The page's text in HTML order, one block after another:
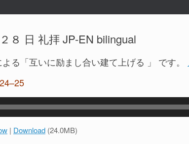
８ 日 礼拝 JP-EN bilingual
る「互いに励まし合い建て上げる 」 です。
| Download (24.0MB)